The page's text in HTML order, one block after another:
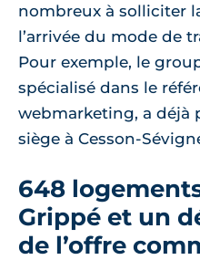
nombreux à solliciter
l’arrivée du mode de
Pour exemple, le
spécialisé dans le
webmarketing, a déjà
siège à Cesson-
648
Grippé et un
de l’offre